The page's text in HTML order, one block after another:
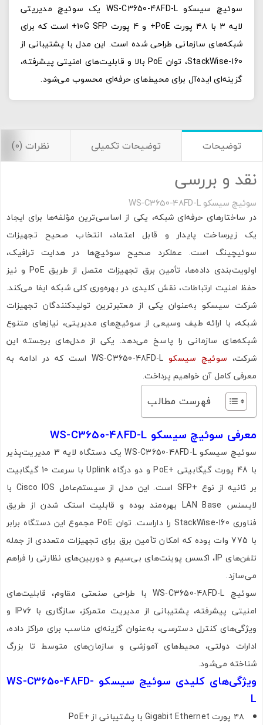
سوئیچ سیسکو WS-C3650-48FD-L یک سوئیچ مدیریتی
لایه ۳ با ۴۸ پورت PoE+ و 4 پورت 10G SFP+ است که برای
شبکه‌های سازمانی طراحی شده است. این مدل با پشتیبانی از
StackWise-160، توان PoE بالا و قابلیت‌های امنیتی پیشرفته،
گزینه‌ای ایده‌آل برای محیط‌های حرفه‌ای محسوب می‌شود.
توضیحات توضیحات تکمیلی نظرات (0)
نقد و بررسی
سوئیچ سیسکو WS-C3650-48FD-L
در ساختارهای حرفه‌ای شبکه، یکی از اساسی‌ترین مؤلفه‌ها برای ایجاد
یک زیرساخت پایدار و قابل اعتماد، انتخاب صحیح تجهیزات
سوئیچینگ است. عملکرد صحیح سوئیچ‌ها در هدایت ترافیک،
اولویت‌بندی داده‌ها، تأمین برق تجهیزات متصل از طریق PoE و نیز
حفظ امنیت ارتباطات، نقش کلیدی در بهره‌وری کلی شبکه ایفا می‌کند.
شرکت سیسکو به‌عنوان یکی از معتبرترین تولیدکنندگان تجهیزات
شبکه، با ارائه طیف وسیعی از سوئیچ‌های مدیریتی، نیازهای متنوع
شبکه‌های سازمانی را پاسخ می‌دهد. یکی از مدل‌های برجسته این
شرکت، سوئیچ سیسکو
WS-C3650-48FD-L است که در ادامه به
معرفی کامل آن خواهیم پرداخت.
فهرست مطالب
معرفی سوئیچ سیسکو WS-C3650-48FD-L
سوئیچ سیسکو WS-C3650-48FD-L یک دستگاه لایه 3 مدیریت‌پذیر
با 48 پورت گیگابیتی +PoE و دو درگاه Uplink با سرعت 10 گیگابیت
بر ثانیه از نوع +SFP است. این مدل از سیستم‌عامل Cisco IOS با
لایسنس LAN Base بهره‌مند بوده و قابلیت استک شدن از طریق
فناوری StackWise-160 را داراست. توان PoE مجموع این دستگاه برابر
با 775 وات بوده که امکان تأمین برق برای تجهیزات متعددی از جمله
تلفن‌های IP، اکسس پوینت‌های بی‌سیم و دوربین‌های نظارتی را فراهم
می‌سازد.
سوئیچ WS-C3650-48FD-L با طراحی صنعتی مقاوم، قابلیت‌های
امنیتی پیشرفته، پشتیبانی از مدیریت متمرکز، سازگاری با IPv6 و
ویژگی‌های کنترل دسترسی، به‌عنوان گزینه‌ای مناسب برای مراکز داده،
ادارات دولتی، محیط‌های آموزشی و سازمان‌های متوسط تا بزرگ
شناخته می‌شود.
ویژگی‌های کلیدی سوئیچ سیسکو WS-C3650-48FD-
L
۴۸ پورت Gigabit Ethernet با پشتیبانی از +PoE